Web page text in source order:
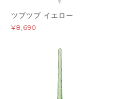
ツブツブ イエロー
¥8,690